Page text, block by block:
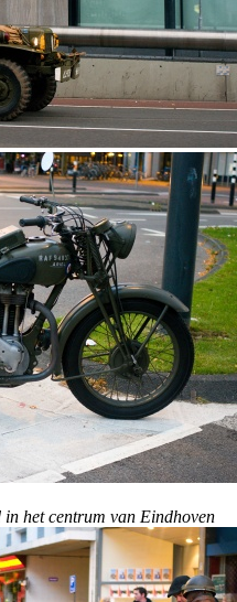
het centrum van Eindhoven